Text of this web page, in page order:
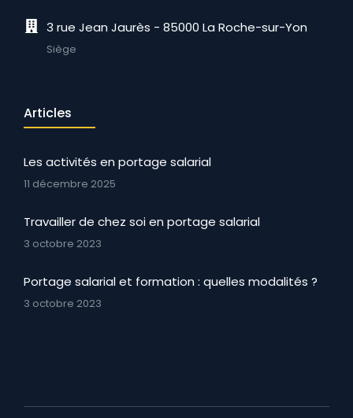
3 rue Jean Jaurès - 85000 La Roche-sur-Yon
Siège
Articles
Les activités en portage salarial
11 décembre 2025
Travailler de chez soi en portage salarial
3 octobre 2023
Portage salarial et formation : quelles modalités ?
3 octobre 2023